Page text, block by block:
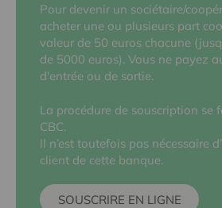
Pour devenir un sociétaire/
acheter une ou plusieurs part
valeur de 50 euros chacune
de 5000 euros). Vous ne payez
d'entrée ou de sortie.
La procédure de souscription se
CBC.
Il n’est toutefois pas nécessaire
client de cette banque.
SOUSCRIRE EN LIGNE